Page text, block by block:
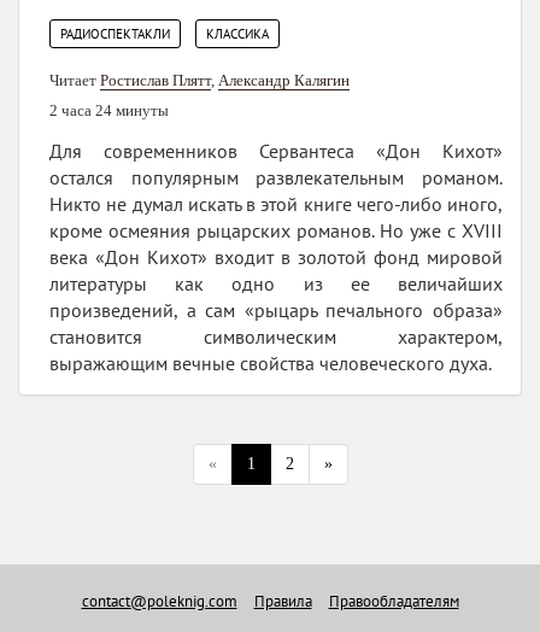
РАДИОСПЕКТАКЛИ КЛАССИКА
Читает Ростислав Плятт, Александр Калягин
2 часа 24 минуты
Для современников Сервантеса «Дон Кихот»
остался популярным развлекательным романом.
Никто не думал искать в этой книге чего-либо иного,
кроме осмеяния рыцарских романов. Но уже с XVIII
века «Дон Кихот» входит в золотой фонд мировой
литературы как одно из ее величайших
произведений, а сам «рыцарь печального образа»
становится символическим характером,
выражающим вечные свойства человеческого духа.
« 1 2 »
contact@poleknig.com Правила Правообладателям